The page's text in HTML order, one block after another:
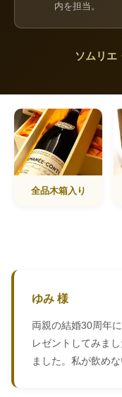
内を担当。
ソムリエ
全品木箱入り
ゆみ 様
両親の結婚30周年
レゼントしてみま
ました。私が飲め